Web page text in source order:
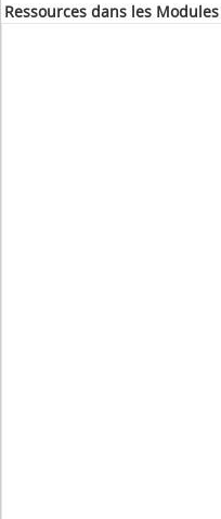
Ressources dans les Modules